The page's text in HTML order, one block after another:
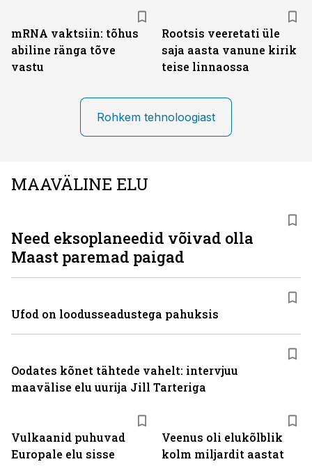
mRNA vaktsiin: tõhus
abiline ränga tõve
vastu
Rootsis veeretati üle
saja aasta vanune kirik
teise linnaossa
Rohkem tehnoloogiast
MAAVÄLINE ELU
Vulkaanid puhuvad
Europale elu sisse
Veenus oli elukõlblik
kolm miljardit aastat
Need eksoplaneedid võivad olla
Maast paremad paigad
Ufod on loodusseadustega pahuksis
Oodates kõnet tähtede vahelt: intervjuu
maavälise elu uurija Jill Tarteriga